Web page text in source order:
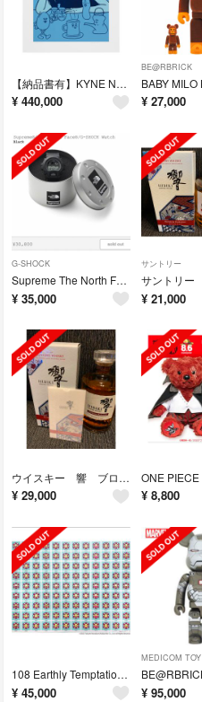
【納品書有】KYNE NONCHELEEE untitled 2023 Blue
¥ 440,000
BE@RBRICK
¥ 27,000
G-SHOCK
Supreme The North Face G-SHOCK シュプリーム
¥ 35,000
サントリー
¥ 21,000
ウイスキー 響 ブロッサムハーモニー 2022 1本
¥ 29,000 ¥ 8,800
108 Earthly Temptations 村上隆 ポスター ED300
¥ 45,000
MEDICOM TOY
¥ 95,000